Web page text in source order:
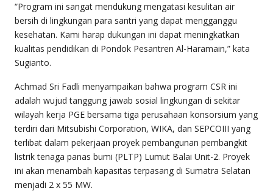
“Program ini sangat mendukung mengatasi kesulitan air
bersih di lingkungan para santri yang dapat mengganggu
kesehatan. Kami harap dukungan ini dapat meningkatkan
kualitas pendidikan di Pondok Pesantren Al-Haramain,” kata
Sugianto.
Achmad Sri Fadli menyampaikan bahwa program CSR ini
adalah wujud tanggung jawab sosial lingkungan di sekitar
wilayah kerja PGE bersama tiga perusahaan konsorsium yang
terdiri dari Mitsubishi Corporation, WIKA, dan SEPCOIII yang
terlibat dalam pekerjaan proyek pembangunan pembangkit
listrik tenaga panas bumi (PLTP) Lumut Balai Unit-2. Proyek
ini akan menambah kapasitas terpasang di Sumatra Selatan
menjadi 2 x 55 MW.